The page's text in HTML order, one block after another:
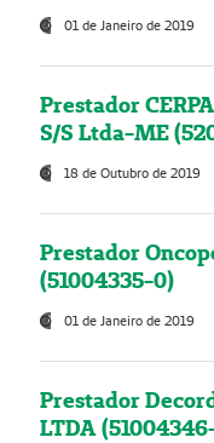
01 de Janeiro de 2019
Prestador
S/S Ltda-ME
18 de Outubro de 2019
Prestador
(51004335-0)
01 de Janeiro de 2019
Prestador
LTDA